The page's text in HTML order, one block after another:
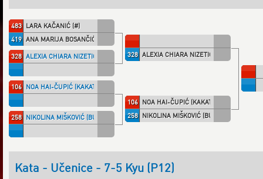
483
LARA KAČANIĆ (#)
419 ANA MARIJA BOSANČIĆ (KKSOLIN)
328 ALEXIA CHIARA NIZETICH (BUSHI)
106 NOA HAI-ČUPIĆ (KAKATO)
258 NIKOLINA MIŠKOVIĆ (BUSHI)
328 ALEXIA CHIARA NIZETICH (BUSHI)
106
NOA HAI-ČUPIĆ (KAKATO)
258
NIKOLINA MIŠKOVIĆ (BUSHI)
Kata - Učenice - 7-5 Kyu (P12)